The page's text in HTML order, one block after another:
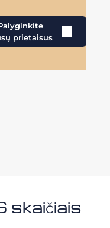
prietaisus
skaičiais